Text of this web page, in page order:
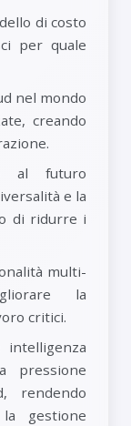
di costo
per quale
nel mondo
creando
al futuro
e la
di ridurre i
multi-
la
critici.
pressione
rendendo
gestione